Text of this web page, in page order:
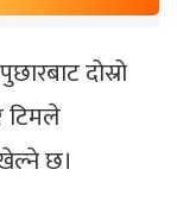
दोस्रो
टिमले
छ।